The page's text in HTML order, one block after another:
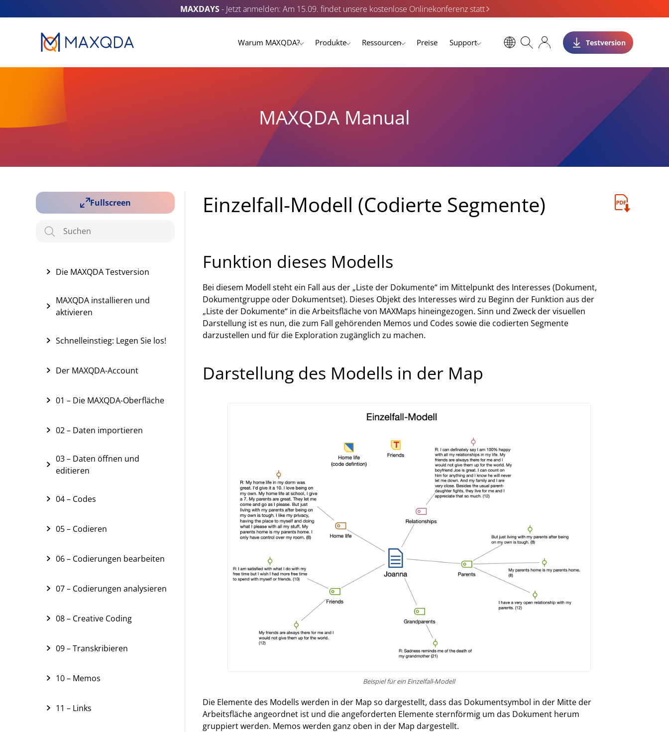
MAXDAYS- Jetzt anmelden: Am 15.09. findet unsere kostenlose Onlinekonferenz statt
Warum MAXQDA? Produkte Ressourcen Preise Support Testversion
MAXQDA Manual
Fullscreen
Die MAXQDA Testversion
MAXQDA installieren und
aktivieren
Schnelleinstieg: Legen Sie los!
Der MAXQDA-Account
01 – Die MAXQDA-Oberfläche
02 – Daten importieren
03 – Daten öffnen und
editieren
04 – Codes
05 – Codieren
06 – Codierungen bearbeiten
07 – Codierungen analysieren
08 – Creative Coding
09 – Transkribieren
10 – Memos
11 – Links
Einzelfall-Modell (Codierte Segmente)
Funktion dieses Modells
Bei diesem Modell steht ein Fall aus der „Liste der Dokumente“ im Mittelpunkt des Interesses (Dokument,
Dokumentgruppe oder Dokumentset). Dieses Objekt des Interesses wird zu Beginn der Funktion aus der
„Liste der Dokumente“ in die Arbeitsfläche von MAXMaps hineingezogen. Sinn und Zweck der visuellen
Darstellung ist es nun, die zum Fall gehörenden Memos und Codes sowie die codierten Segmente
darzustellen und für die Exploration zugänglich zu machen.
Darstellung des Modells in der Map
Beispiel für ein Einzelfall-Modell
Die Elemente des Modells werden in der Map so dargestellt, dass das Dokumentsymbol in der Mitte der
Arbeitsfläche angeordnet ist und die angeforderten Elemente sternförmig um das Dokument herum
gruppiert werden. Memos werden ganz oben in der Map dargestellt.